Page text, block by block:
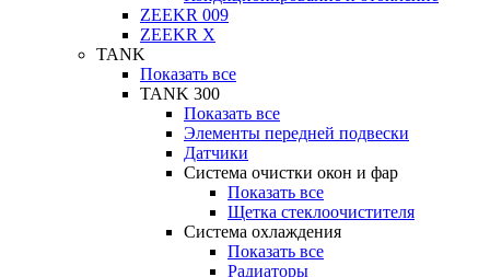
ZEEKR 009
ZEEKR X
TANK
Показать все
TANK 300
Показать все
Элементы передней подвески
Датчики
Система очистки окон и фар
Показать все
Щетка стеклоочистителя
Система охлаждения
Показать все
Радиаторы